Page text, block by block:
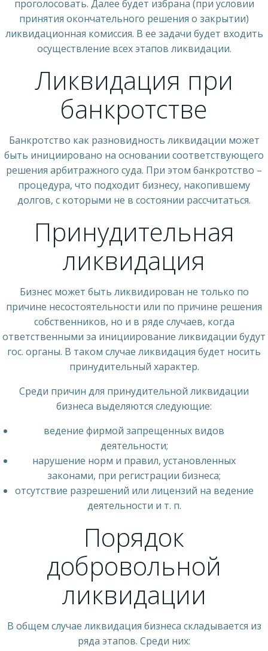
проголосовать. Далее будет избрана (при условии
принятия окончательного решения о закрытии)
ликвидационная комиссия. В ее задачи будет входить
осуществление всех этапов ликвидации.
Ликвидация при
банкротстве
Банкротство как разновидность ликвидации может
быть инициировано на основании соответствующего
решения арбитражного суда. При этом банкротство –
процедура, что подходит бизнесу, накопившему
долгов, с которыми не в состоянии рассчитаться.
Принудительная
ликвидация
Бизнес может быть ликвидирован не только по
причине несостоятельности или по причине решения
собственников, но и в ряде случаев, когда
ответственными за инициирование ликвидации будут
гос. органы. В таком случае ликвидация будет носить
принудительный характер.
Среди причин для принудительной ликвидации
бизнеса выделяются следующие:
ведение фирмой запрещенных видов
деятельности;
нарушение норм и правил, установленных
законами, при регистрации бизнеса;
отсутствие разрешений или лицензий на ведение
деятельности и т. п.
Порядок
добровольной
ликвидации
В общем случае ликвидация бизнеса складывается из
ряда этапов. Среди них: